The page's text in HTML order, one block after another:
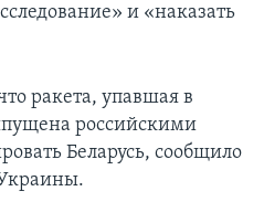
и «наказать
ракета, упавшая в
российскими
Беларусь, сообщило